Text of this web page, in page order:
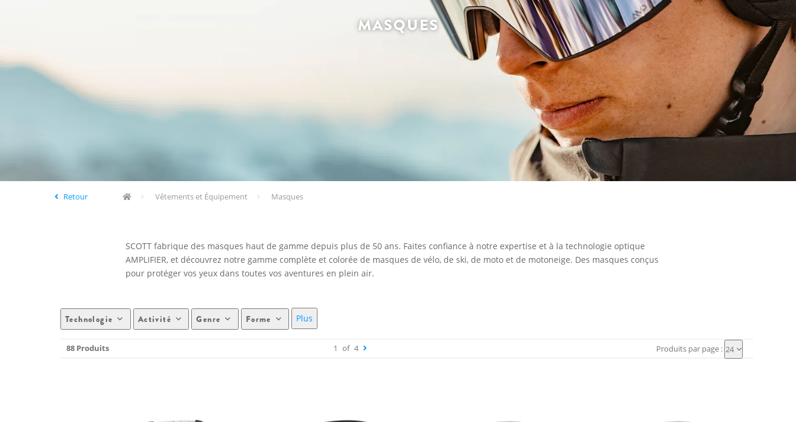
MASQUES
Retour Vêtements et Équipement Masques
SCOTT fabrique des masques haut de gamme depuis plus de 50 ans. Faites confiance à notre expertise et à la technologie optique
AMPLIFIER, et découvrez notre gamme complète et colorée de masques de vélo, de ski, de moto et de motoneige. Des masques conçus
pour protéger vos yeux dans toutes vos aventures en plein air.
Technologie Activité Genre Forme Plus
88 Produits 1 of 4 Produits par page : 24